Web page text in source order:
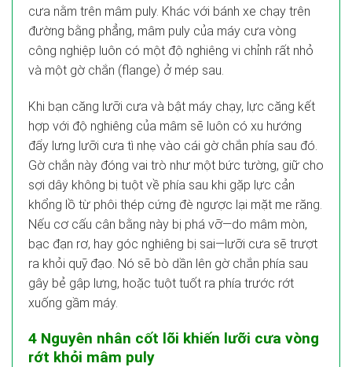
cưa nằm trên mâm puly. Khác với bánh xe chạy trên
đường bằng phẳng, mâm puly của máy cưa vòng
công nghiệp luôn có một độ nghiêng vi chỉnh rất nhỏ
và một gờ chắn (flange) ở mép sau.
Khi bạn căng lưỡi cưa và bật máy chạy, lực căng kết
hợp với độ nghiêng của mâm sẽ luôn có xu hướng
đẩy lưng lưỡi cưa tì nhẹ vào cái gờ chắn phía sau đó.
Gờ chắn này đóng vai trò như một bức tường, giữ cho
sợi dây không bị tuột về phía sau khi gặp lực cản
khổng lồ từ phôi thép cứng đè ngược lại mặt me răng.
Nếu cơ cấu cân bằng này bị phá vỡ—do mâm mòn,
bạc đạn rơ, hay góc nghiêng bị sai—lưỡi cưa sẽ trượt
ra khỏi quỹ đạo. Nó sẽ bò dần lên gờ chắn phía sau
gây bẻ gập lưng, hoặc tuột tuốt ra phía trước rớt
xuống gầm máy.
4 Nguyên nhân cốt lõi khiến lưỡi cưa vòng
rớt khỏi mâm puly